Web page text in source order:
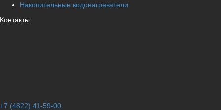
Накопительные водонагреватели
Контакты
+7 (4822) 41-59-00